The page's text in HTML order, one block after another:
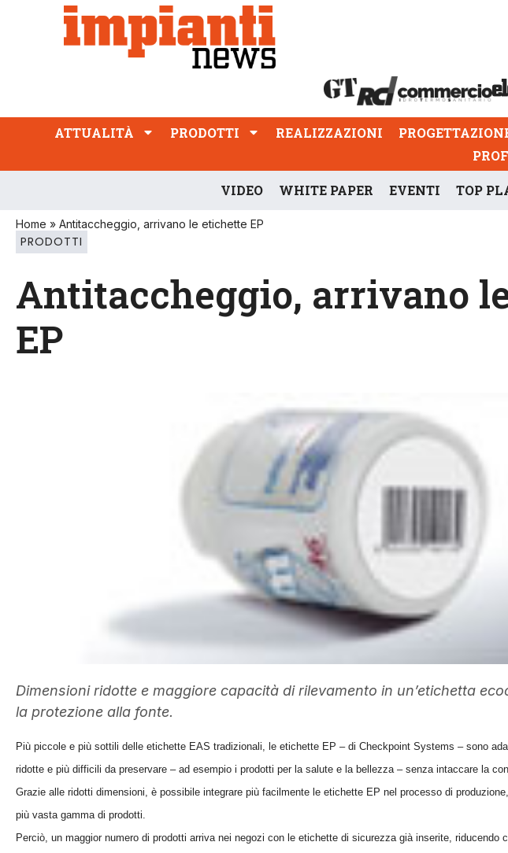
ATTUALITÀ PRODOTTI REALIZZAZIONI
PROFESSIONE
ATTUALITÀ PRODOTTI REALIZZAZIONI
VIDEO WHITE PAPER EVENTI TOP
Home » Antitaccheggio, arrivano le etichette EP
PRODOTTI
Antitaccheggio, arrivano
EP
Dimensioni ridotte e maggiore capacità di rilevamento in un’etichetta
la protezione alla fonte.
Più piccole e più sottili delle etichette EAS tradizionali, le etichette EP – di Checkpoint Systems – sono
ridotte e più difficili da preservare – ad esempio i prodotti per la salute e la bellezza – senza intaccare la
Grazie alle ridotti dimensioni, è possibile integrare più facilmente le etichette EP nel processo di
più vasta gamma di prodotti.
Perciò, un maggior numero di prodotti arriva nei negozi con le etichette di sicurezza già inserite, riducendo